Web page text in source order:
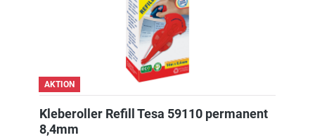
AKTION
Kleberoller Refill Tesa 59110 permanent
8,4mm